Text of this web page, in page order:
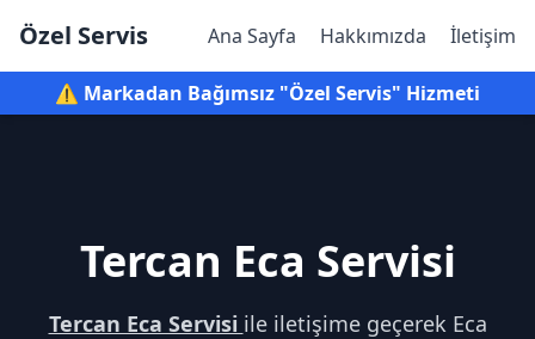
Özel Servis Ana Sayfa Hakkımızda İletişim
⚠️ Markadan Bağımsız "Özel Servis" Hizmeti
Tercan Eca Servisi
Tercan Eca Servisi ile iletişime geçerek Eca